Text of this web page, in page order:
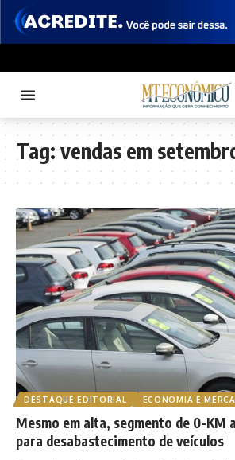
Tag: vendas em
DESTAQUE EDITORIAL ECONOMIA E
Mesmo em alta, segmento de 0-KM
para desabastecimento de veículos